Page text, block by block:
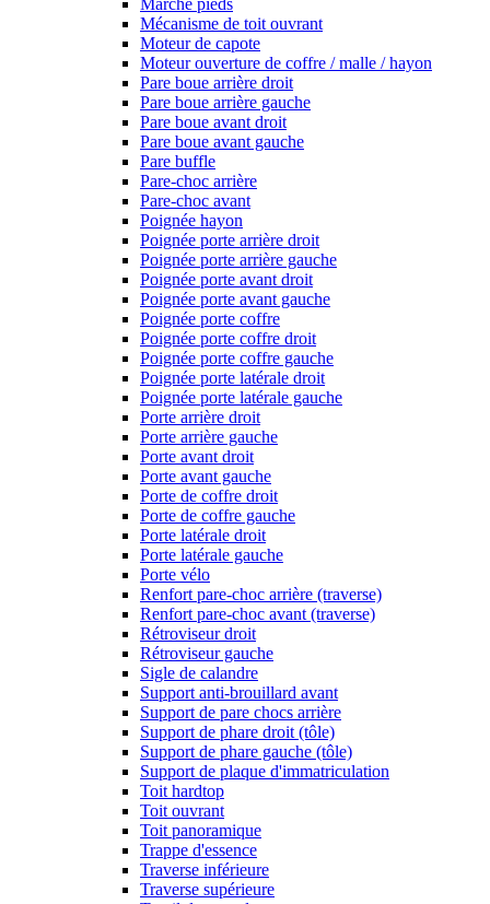
Marche pieds
Mécanisme de toit ouvrant
Moteur de capote
Moteur ouverture de coffre / malle / hayon
Pare boue arrière droit
Pare boue arrière gauche
Pare boue avant droit
Pare boue avant gauche
Pare buffle
Pare-choc arrière
Pare-choc avant
Poignée hayon
Poignée porte arrière droit
Poignée porte arrière gauche
Poignée porte avant droit
Poignée porte avant gauche
Poignée porte coffre
Poignée porte coffre droit
Poignée porte coffre gauche
Poignée porte latérale droit
Poignée porte latérale gauche
Porte arrière droit
Porte arrière gauche
Porte avant droit
Porte avant gauche
Porte de coffre droit
Porte de coffre gauche
Porte latérale droit
Porte latérale gauche
Porte vélo
Renfort pare-choc arrière (traverse)
Renfort pare-choc avant (traverse)
Rétroviseur droit
Rétroviseur gauche
Sigle de calandre
Support anti-brouillard avant
Support de pare chocs arrière
Support de phare droit (tôle)
Support de phare gauche (tôle)
Support de plaque d'immatriculation
Toit hardtop
Toit ouvrant
Toit panoramique
Trappe d'essence
Traverse inférieure
Traverse supérieure